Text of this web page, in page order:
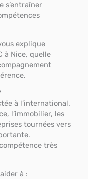
s’entraîner
explique
à Nice, quelle
à l’international.
l’immobilier, les
tournées vers
très
à :